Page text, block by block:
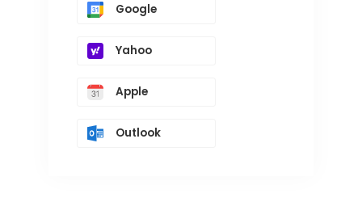
Google
Yahoo
Apple
Outlook